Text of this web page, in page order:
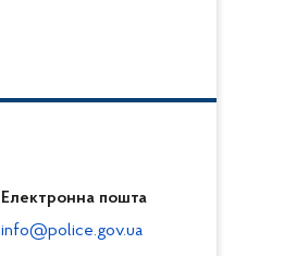
Електронна пошта
info@police.gov.ua